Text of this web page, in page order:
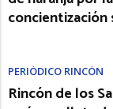
concientización
PERIÓDICO RINCÓN
Rincón de los